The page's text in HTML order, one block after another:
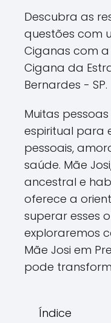
Descubra as
questões com
Ciganas com
Cigana da
Bernardes - SP.
Muitas
espiritual para
pessoais,
saúde. Mãe
ancestral e
oferece a
superar esses
exploraremos
Mãe Josi em
pode
Índice